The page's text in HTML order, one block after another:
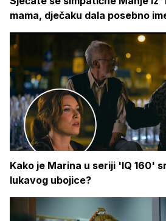
mama, dječaku dala posebno
Kako je Marina u seriji 'IQ 160'
lukavog ubojice?